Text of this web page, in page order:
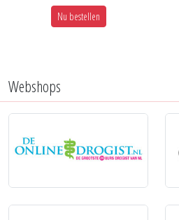
Nu bestellen
Webshops